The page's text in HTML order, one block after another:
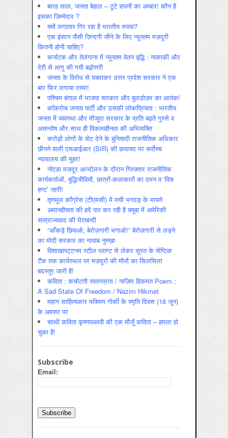
बारह साल, जनता बेहाल – टूटे सपनों का अम्बार! कौन है
इसका ज़िम्मेदार ?
क्यों लगातार गिर रहा है भारतीय रुपया?
एक इंसान जैसी ज़िन्दगी जीने के लिए न्यूनतम मज़दूरी
कितनी होनी चाहिए?
कर्नाटक और तेलंगाना में न्यूनतम वेतन वृद्धि : नाकाफ़ी और
देरी से लागू की गयी बढ़ोत्तरी
जनता के विरोध से घबराकर उत्तर प्रदेश सरकार ने एक
बार फिर लगाया एस्मा!
पश्चिम बंगाल में भाजपा सरकार और बुलडोज़र का आतंक!
कॉकरोच जनता पार्टी और उसकी लोकप्रियता : भारतीय
जनता में व्‍यवस्‍था और मौजूदा सरकार के प्रति बढ़ते गुस्‍से व
असन्‍तोष और साथ ही विकल्‍पहीनता की अभिव्‍यक्ति
करोड़ों लोगों के वोट देने के बुनियादी राजनीतिक अधिकार
छीनने वाली एसआईआर (SIR) की क़वायद पर सर्वोच्च
न्यायालय की मुहर!
नोएडा मज़दूर आन्दोलन के दौरान गिरफ़्तार राजनीतिक
कार्यकर्ताओं, बुद्धिजीवियों, छात्रों-कलाकारों का दमन व ‘विच
हण्ट’ जारी!
तृणमूल काँग्रेस (टीएमसी) में मची भगदड़ के मायने
अमानवीयता की हदें पार कर रही है क्यूबा में अमेरिकी
साम्राज्यवाद की घेराबन्दी
“आँकड़े छिपाओ, बेरोज़गारी भगाओ!” बेरोज़गारी से लड़ने
का मोदी सरकार का नायाब नुस्ख़ा
विशाखापट्टनम स्टील प्लाण्ट से लेकर सूरत के सेप्टिक
टैंक तक कार्यस्थल पर मज़दूरों की मौतों का सिलसिला
बदस्तूर जारी है!
कविता : कचोटती स्वतन्त्रता / नाज़िम हिकमत Poem :
A Sad State Of Freedom / Nazim Hikmet
महान साहित्यकार मक्सिम गोर्की के स्मृति दिवस (18 जून)
के अवसर पर
साथी कविता कृष्णपल्लवी की एक मौजूँ कविता – हमला हो
चुका है!
Subscribe
Email: